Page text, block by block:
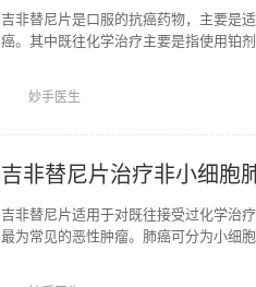
吉非替尼片是口服的抗癌药物，主要是
癌。其中既往化学治疗主要是指使用铂
妙手医生
吉非替尼片治疗非小细胞
吉非替尼片适用于对既往接受过化学治
最为常见的恶性肿瘤。肺癌可分为小细